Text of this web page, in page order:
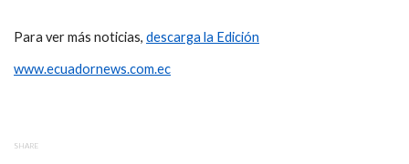
Para ver más noticias, descarga la Edición
www.ecuadornews.com.ec
SHARE